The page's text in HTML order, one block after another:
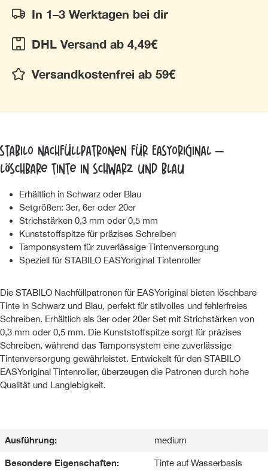
In 1–3 Werktagen bei dir
DHL Versand ab 4,49€
Versandkostenfrei ab 59€
STABILO Nachfüllpatronen für EASYoriginal –
Löschbare Tinte in Schwarz und Blau
Erhältlich in Schwarz oder Blau
Setgrößen: 3er, 6er oder 20er
Strichstärken 0,3 mm oder 0,5 mm
Kunststoffspitze für präzises Schreiben
Tamponsystem für zuverlässige Tintenversorgung
Speziell für STABILO EASYoriginal Tintenroller
Die STABILO Nachfüllpatronen für EASYoriginal bieten löschbare
Tinte in Schwarz und Blau, perfekt für stilvolles und fehlerfreies
Schreiben. Erhältlich als 3er oder 20er Set mit Strichstärken von
0,3 mm oder 0,5 mm. Die Kunststoffspitze sorgt für präzises
Schreiben, während das Tamponsystem eine zuverlässige
Tintenversorgung gewährleistet. Entwickelt für den STABILO
EASYoriginal Tintenroller, überzeugen die Patronen durch hohe
Qualität und Langlebigkeit.
Ausführung: medium
Besondere Eigenschaften: Tinte auf Wasserbasis